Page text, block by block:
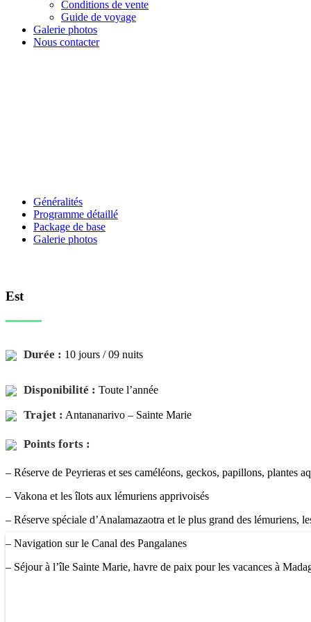
Conditions de vente
Guide de voyage
Galerie photos
Nous contacter
Généralités
Programme détaillé
Package de base
Galerie photos
Est
Durée : 10 jours / 09 nuits
Disponibilité : Toute l’année
Trajet : Antananarivo – Sainte Marie
Points forts :
– Réserve de Peyrieras et ses caméléons, geckos, papillons, plantes
– Vakona et les îlots aux lémuriens apprivoisés
– Réserve spéciale d’Analamazaotra et le plus grand des lémuriens,
– Navigation sur le Canal des Pangalanes
– Séjour à l’île Sainte Marie, havre de paix pour les vacances à